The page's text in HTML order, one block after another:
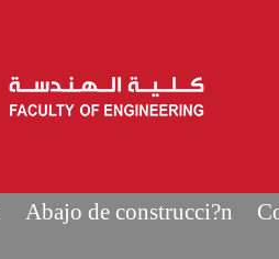
Abajo de construcci?n